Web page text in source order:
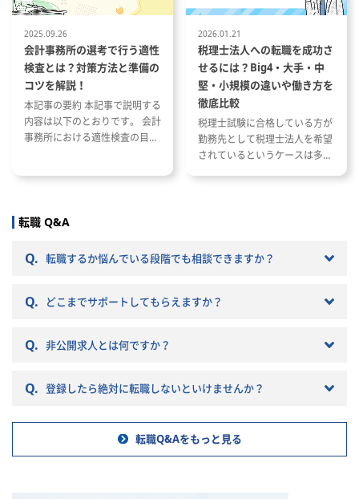
2025.09.26
会計事務所の選考で行う適性
検査とは？対策方法と準備の
コツを解説！
本記事の要約 本記事で説明する
内容は以下のとおりです。 会計
事務所における適性検査の目的
2026.01.21
税理士法人への転職を成功さ
せるには？Big4・大手・中
堅・小規模の違いや働き方を
徹底比較
税理士試験に合格している方が
勤務先として税理士法人を希望
されているというケースは多い
ャリアプランに応じて自分に合
った税理士法人を選ぶことが非
税理士法人を選ぶとこんな筈で
税理士法人の特徴や税理士法人
さい。
転職 Q&A
Q. 転職するか悩んでいる段階でも相談できますか？
Q. どこまでサポートしてもらえますか？
Q. 非公開求人とは何ですか？
Q. 登録したら絶対に転職しないといけませんか？
転職Q&Aをもっと見る